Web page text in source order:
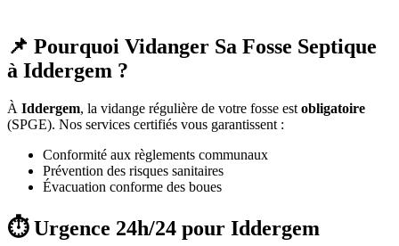
📌 Pourquoi Vidanger Sa Fosse Septique
à Iddergem ?
À Iddergem, la vidange régulière de votre fosse est obligatoire
(SPGE). Nos services certifiés vous garantissent :
Conformité aux règlements communaux
Prévention des risques sanitaires
Évacuation conforme des boues
⏱️ Urgence 24h/24 pour Iddergem